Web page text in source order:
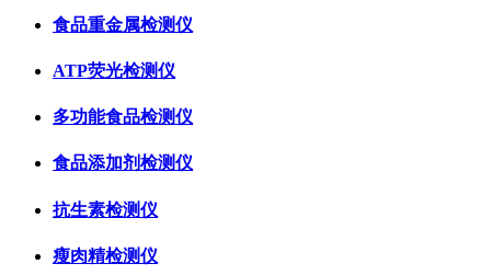
食品重金属检测仪
ATP荧光检测仪
多功能食品检测仪
食品添加剂检测仪
抗生素检测仪
瘦肉精检测仪